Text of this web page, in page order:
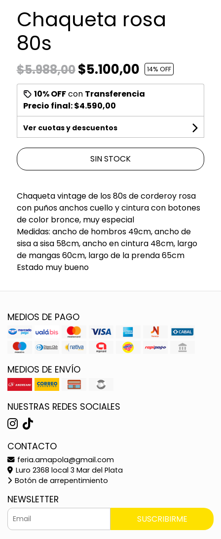
Chaqueta rosa
80s
$5.988,00$5.100,00 14% OFF
10% OFFcon Transferencia
Precio final:$4.590,00
Ver cuotas y descuentos
SIN STOCK
Chaqueta vintage de los 80s de corderoy rosa
con puños anchos cuello y cintura con botones
de color bronce, muy especial
Medidas: ancho de hombros 49cm, ancho de
sisa a sisa 58cm, ancho en cintura 48cm, largo
de mangas 60cm, largo de la prenda 65cm
Estado muy bueno
MEDIOS DE PAGO
MEDIOS DE ENVÍO
NUESTRAS REDES SOCIALES
CONTACTO
feria.amapola@gmail.com
Luro 2368 local 3 Mar del Plata
Botón de arrepentimiento
NEWSLETTER
SUSCRIBIRME